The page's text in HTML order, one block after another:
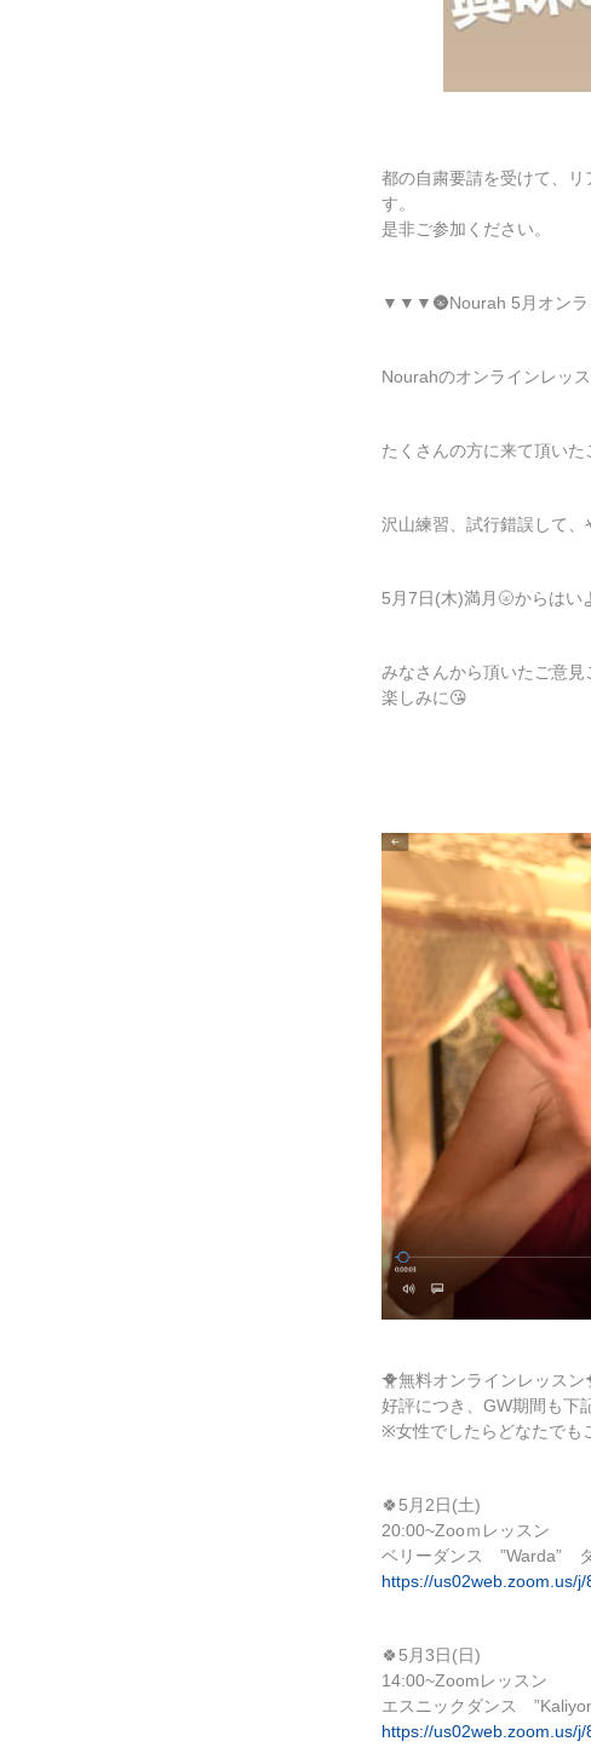
都の自粛要請を受けて、
す。
是非ご参加ください。
▼▼▼ 🌚Nourah 5月オン
Nourahのオンラインレッ
たくさんの方に来て頂いた
沢山練習、試行錯誤して
5月7日(木)満月 🌝からはい
みなさんから頂いたご意
楽しみに😘
🐥無料オンラインレッスン
好評につき、GW期間も下
※女性でしたらどなたでも
🍀5月2日(土)
20:00~Zooｍレッスン
ベリーダンス ”Warda”
https://us02web.zoom.us/
🍀5月3日(日)
14:00~Zoomレッスン
エスニックダンス
https://us02web.zoom.us/